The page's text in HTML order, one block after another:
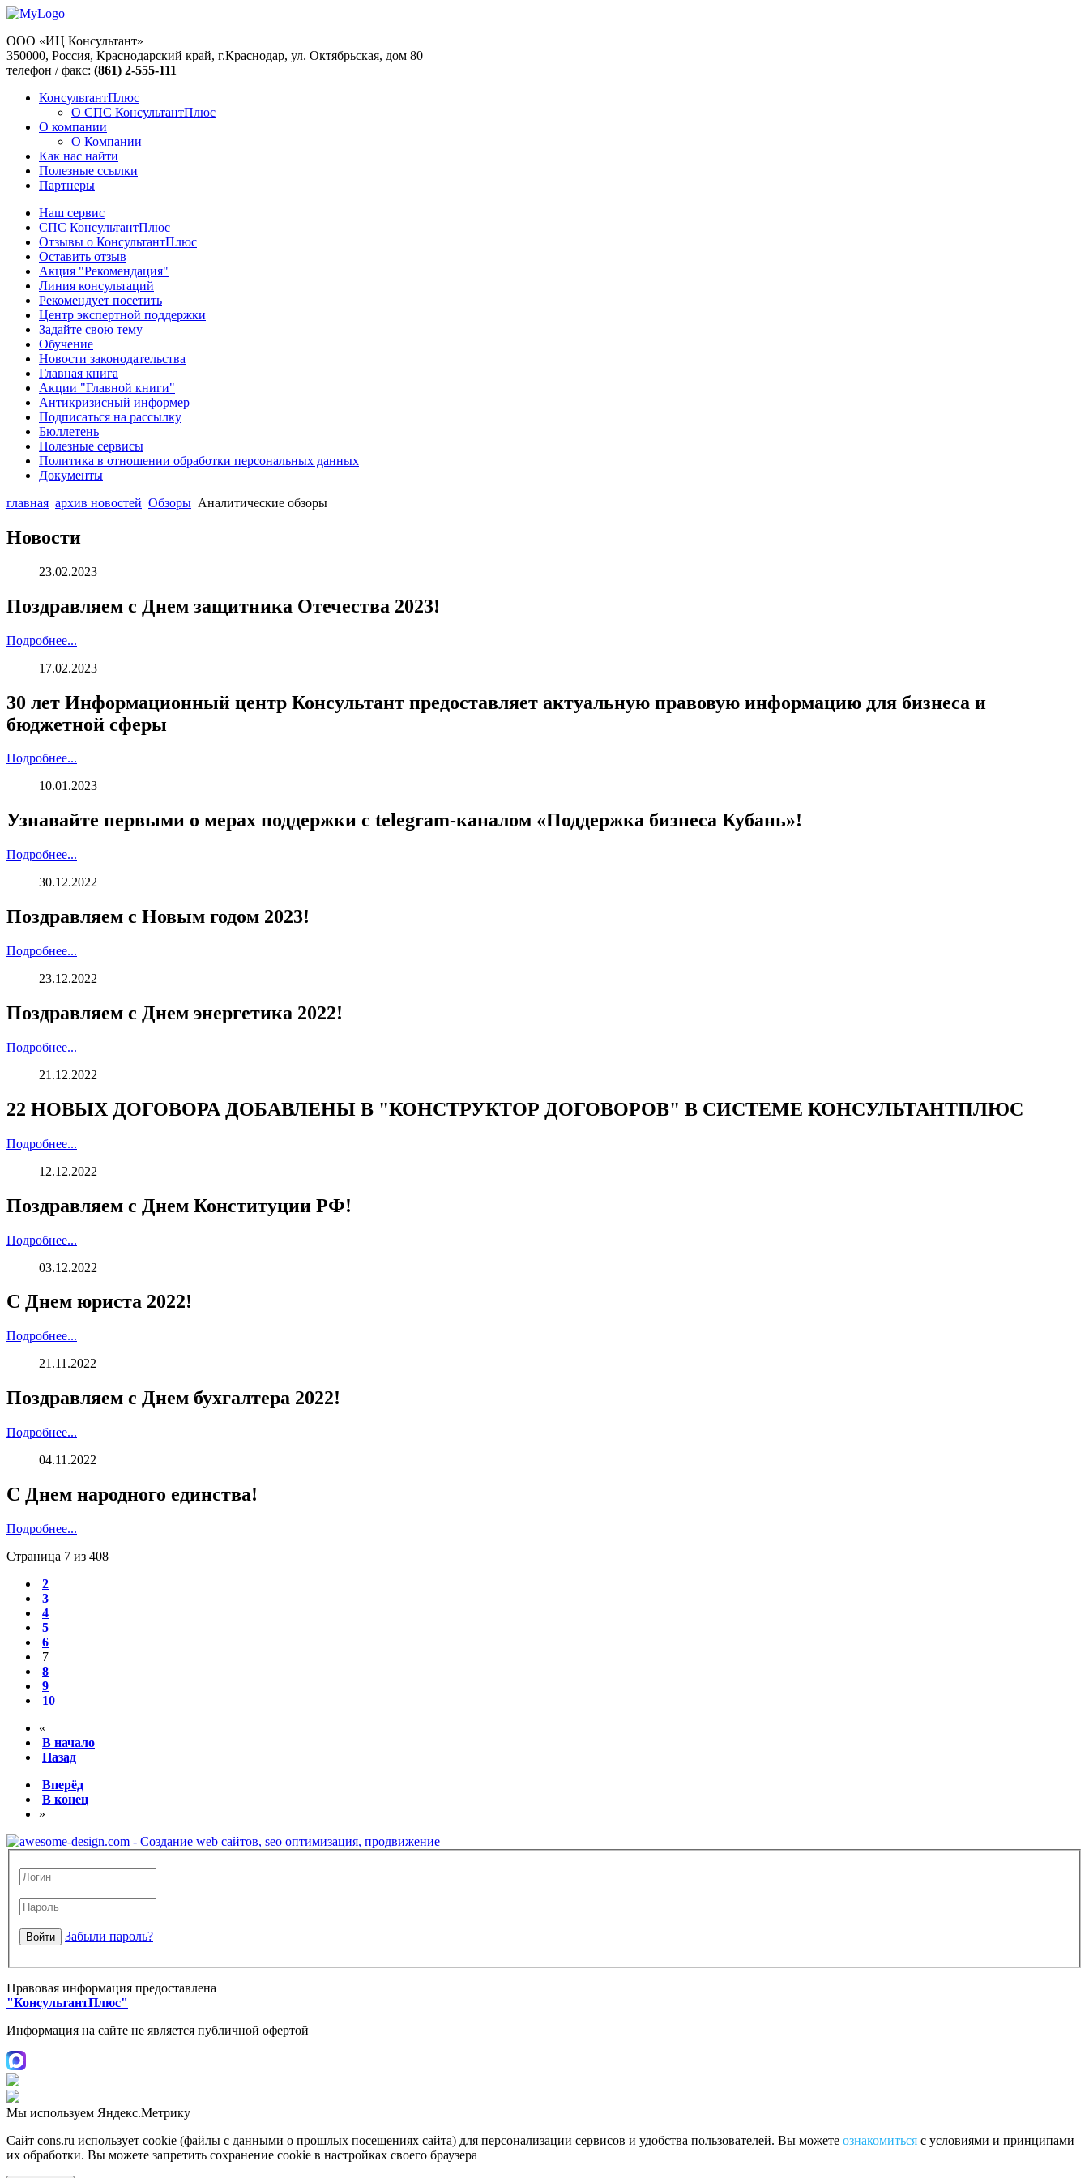
ООО «ИЦ Консультант»
350000, Россия, Краснодарский край, г.Краснодар, ул. Октябрьская, дом 80
телефон / факс: (861) 2-555-111
КонсультантПлюс
О СПС КонсультантПлюс
О компании
О Компании
Как нас найти
Полезные ссылки
Партнеры
Наш сервис
СПС КонсультантПлюс
Отзывы о КонсультантПлюс
Оставить отзыв
Акция "Рекомендация"
Линия консультаций
Рекомендует посетить
Центр экспертной поддержки
Задайте свою тему
Обучение
Новости законодательства
Главная книга
Акции "Главной книги"
Антикризисный информер
Подписаться на рассылку
Бюллетень
Полезные сервисы
Политика в отношении обработки персональных данных
Документы
главная архив новостей Обзоры Аналитические обзоры
Новости
23.02.2023
Поздравляем с Днем защитника Отечества 2023!
Подробнее...
17.02.2023
30 лет Информационный центр Консультант предоставляет актуальную правовую информацию для бизнеса и
бюджетной сферы
Подробнее...
10.01.2023
Узнавайте первыми о мерах поддержки с telegram-каналом «Поддержка бизнеса Кубань»!
Подробнее...
30.12.2022
Поздравляем с Новым годом 2023!
Подробнее...
23.12.2022
Поздравляем с Днем энергетика 2022!
Подробнее...
21.12.2022
22 НОВЫХ ДОГОВОРА ДОБАВЛЕНЫ В "КОНСТРУКТОР ДОГОВОРОВ" В СИСТЕМЕ КОНСУЛЬТАНТПЛЮС
Подробнее...
12.12.2022
Поздравляем с Днем Конституции РФ!
Подробнее...
03.12.2022
С Днем юриста 2022!
Подробнее...
21.11.2022
Поздравляем с Днем бухгалтера 2022!
Подробнее...
04.11.2022
С Днем народного единства!
Подробнее...
Страница 7 из 408
2
3
4
5
6
7
8
9
10
«
В начало
Назад
Вперёд
В конец
»
Забыли пароль?
Правовая информация предоставлена
"КонсультантПлюс"
Информация на сайте не является публичной офертой
Мы используем Яндекс.Метрику
Сайт cons.ru использует cookie (файлы с данными о прошлых посещениях сайта) для персонализации сервисов и удобства пользователей. Вы можете ознакомиться с условиями и принципами
их обработки. Вы можете запретить сохранение cookie в настройках своего браузера